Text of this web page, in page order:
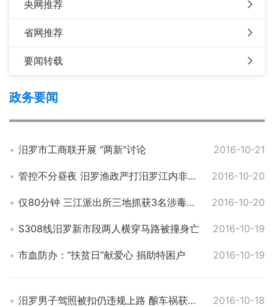
央网推荐
省网推荐
要闻转载
政务要闻
汨罗市工商联开展 “两新”讨论 2016-10-21
管控不分昼夜 汨罗渔政严打汨罗江内非法捕捞行为 2016-10-20
仅80分钟 三江派出所三地抓获3名涉毒嫌疑人 2016-10-20
S308线汨罗新市段两人横穿马路被撞身亡 2016-10-19
市血防办：“扶贫日”献爱心 捐助特困户 2016-10-19
汨罗男子驾照被扣仍违规上路 酿车祸获刑两年 2016-10-18